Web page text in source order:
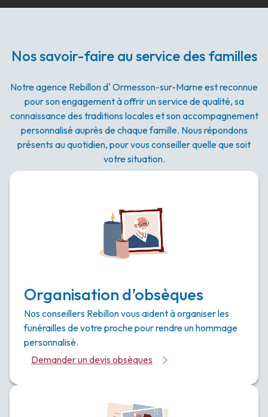
Nos savoir-faire au service des familles
Notre agence Rebillon d' Ormesson-sur-Marne est reconnue
pour son engagement à offrir un service de qualité, sa
connaissance des traditions locales et son accompagnement
personnalisé auprès de chaque famille. Nous répondons
présents au quotidien, pour vous conseiller quelle que soit
votre situation.
Organisation d’obsèques
Nos conseillers Rebillon vous aident à organiser les
funérailles de votre proche pour rendre un hommage
personnalisé.
Demander un devis obsèques